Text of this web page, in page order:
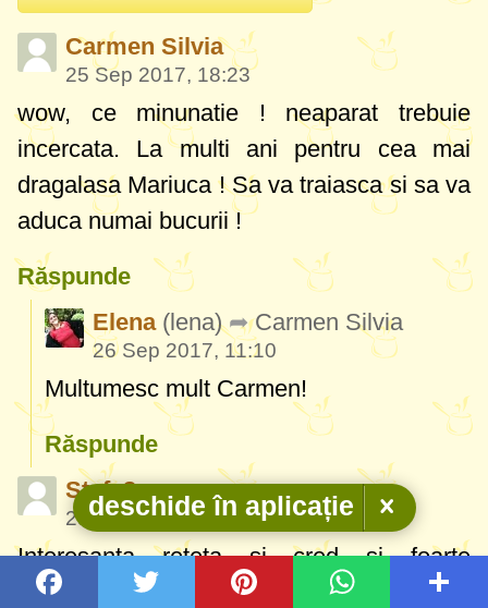
Carmen Silvia
25 Sep 2017, 18:23
wow, ce minunatie ! neaparat trebuie
incercata. La multi ani pentru cea mai
dragalasa Mariuca ! Sa va traiasca si sa va
aduca numai bucurii !
Răspunde
Elena (lena) Carmen Silvia
26 Sep 2017, 11:10
Multumesc mult Carmen!
Răspunde
Stefy3
25 Sep 2017, 21:24
Interesanta reteta si cred si foarte
gustoasa,merita incercata la o masa
deschide în aplicație